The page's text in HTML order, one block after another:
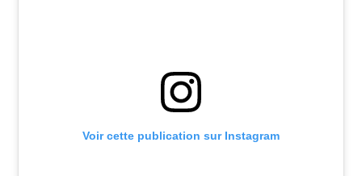
Voir cette publication sur Instagram